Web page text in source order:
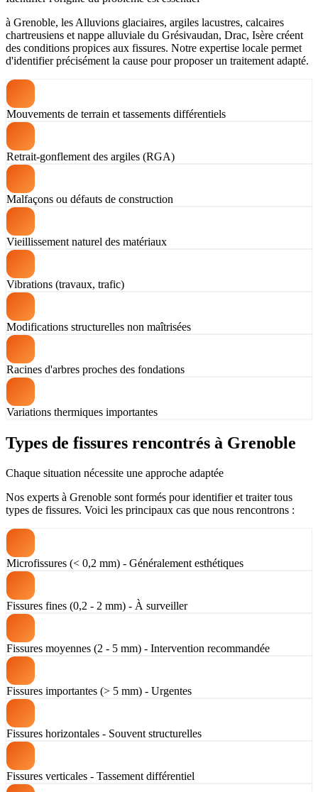
à Grenoble, les Alluvions glaciaires, argiles lacustres, calcaires
chartreusiens et nappe alluviale du Grésivaudan, Drac, Isère créent
des conditions propices aux fissures. Notre expertise locale permet
d'identifier précisément la cause pour proposer un traitement adapté.
Mouvements de terrain et tassements différentiels
Retrait-gonflement des argiles (RGA)
Malfaçons ou défauts de construction
Vieillissement naturel des matériaux
Vibrations (travaux, trafic)
Modifications structurelles non maîtrisées
Racines d'arbres proches des fondations
Variations thermiques importantes
Types de fissures rencontrés à Grenoble
Chaque situation nécessite une approche adaptée
Nos experts à Grenoble sont formés pour identifier et traiter tous
types de fissures. Voici les principaux cas que nous rencontrons :
Microfissures (< 0,2 mm) - Généralement esthétiques
Fissures fines (0,2 - 2 mm) - À surveiller
Fissures moyennes (2 - 5 mm) - Intervention recommandée
Fissures importantes (> 5 mm) - Urgentes
Fissures horizontales - Souvent structurelles
Fissures verticales - Tassement différentiel